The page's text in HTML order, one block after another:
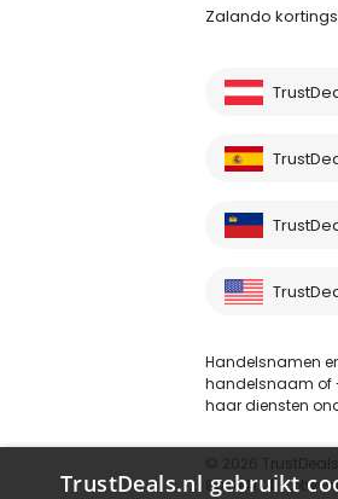
Zalando
Handelsnamen
handelsnaam of
haar diensten
80264174 - btw-
TrustDeals.nl gebruikt